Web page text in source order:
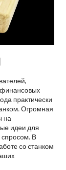
практически
Огромная
на
идеи для
спросом. В
со станком